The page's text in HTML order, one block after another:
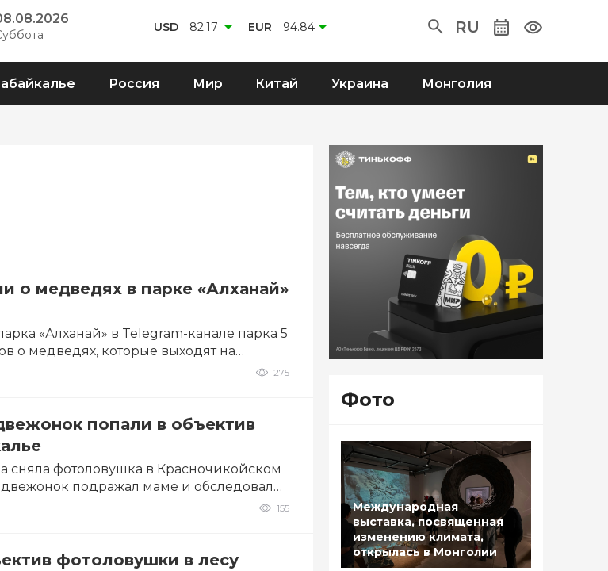
USD 82.17 EUR 94.84 RU
Россия Мир Китай Украина Монголия
о медведях в парке «Алханай»
«Алханай» в Telegram-канале парка 5
о медведях, которые выходят на
275
попали в объектив
фотоловушка в Красночикойском
подражал маме и обследовал
155
фотоловушки в лесу
Фото
Международная
выставка, посвященная
изменению климата,
открылась в Монголии